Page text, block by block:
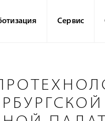
Сервис